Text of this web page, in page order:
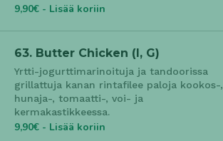
9,90€ - Lisää koriin
63. Butter Chicken (l, G)
Yrtti-jogurttimarinoituja ja tandoorissa
grillattuja kanan rintafilee paloja kookos-,
hunaja-, tomaatti-, voi- ja
kermakastikkeessa.
9,90€ - Lisää koriin